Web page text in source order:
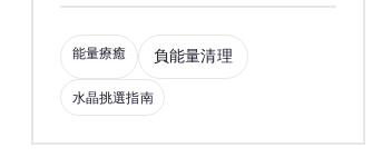
能量療癒 負能量清理
水晶挑選指南